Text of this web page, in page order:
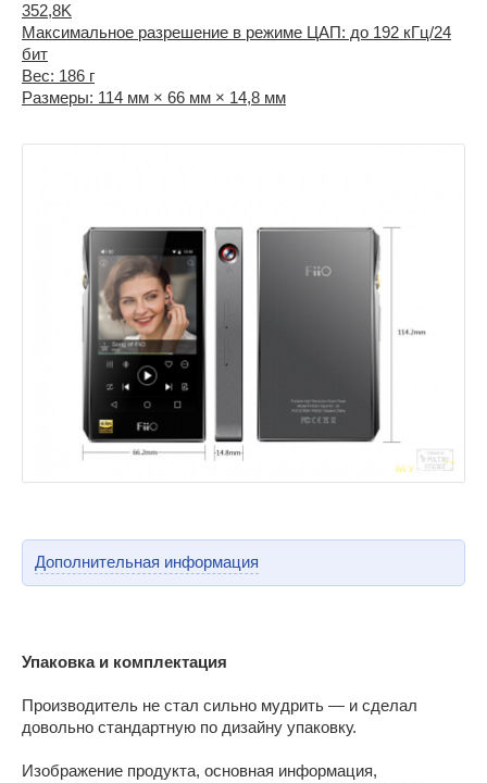
352,8K
Максимальное разрешение в режиме ЦАП: до 192 кГц/24
бит
Вес: 186 г
Размеры: 114 мм × 66 мм × 14,8 мм
Дополнительная информация
Упаковка и комплектация
Производитель не стал сильно мудрить — и сделал
довольно стандартную по дизайну упаковку.
Изображение продукта, основная информация,